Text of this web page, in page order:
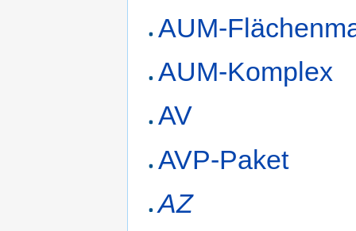
AUM-
AUM-Komplex
AV
AVP-Paket
AZ